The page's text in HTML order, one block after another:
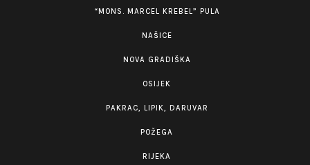
“MONS. MARCEL KREBEL” PULA
NAŠICE
NOVA GRADIŠKA
OSIJEK
PAKRAC, LIPIK, DARUVAR
POŽEGA
RIJEKA